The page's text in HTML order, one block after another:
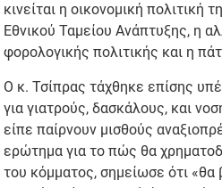
κινείται η οικονομική πολιτική
Εθνικού Ταμείου Ανάπτυξης, η
φορολογικής πολιτικής και η
Ο κ. Τσίπρας τάχθηκε επίσης
για γιατρούς, δασκάλους, και
είπε παίρνουν μισθούς
ερώτημα για το πώς θα
του κόμματος, σημείωσε ότι